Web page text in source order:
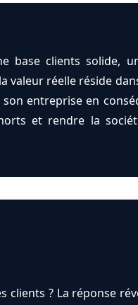
base clients solide,
valeur réelle réside
entreprise en
et rendre la
clients ? La réponse